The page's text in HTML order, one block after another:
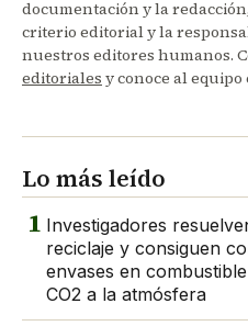
documentación y la
criterio editorial y la
nuestros editores humanos.
editoriales y conoce al
Lo más leído
1 Investigadores
reciclaje y consiguen
envases en
CO2 a la atmósfera